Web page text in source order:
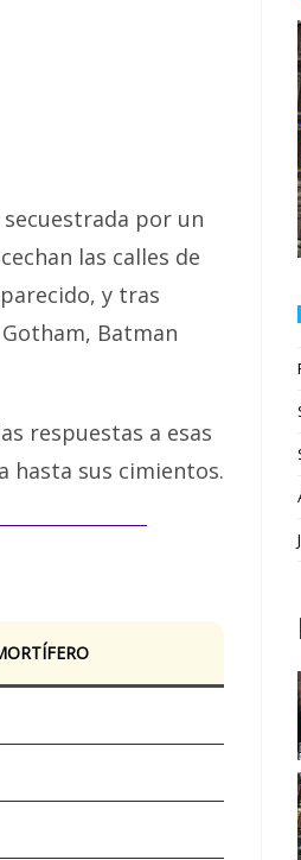
secuestrada por un
las calles de
y tras
Batman
respuestas a esas
hasta sus cimientos.